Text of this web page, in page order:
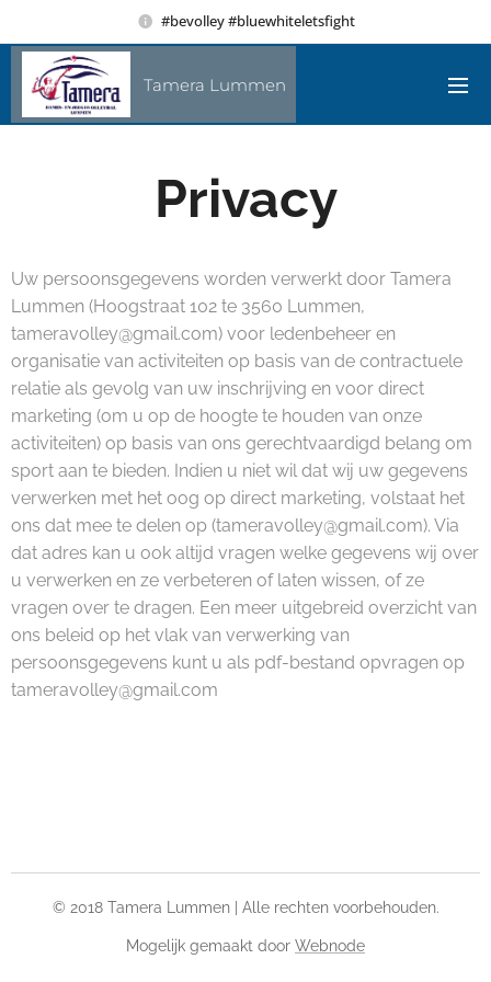
#bevolley #bluewhiteletsfight
Tamera Lummen
Privacy
Uw persoonsgegevens worden verwerkt door Tamera
Lummen (Hoogstraat 102 te 3560 Lummen,
tameravolley@gmail.com) voor ledenbeheer en
organisatie van activiteiten op basis van de contractuele
relatie als gevolg van uw inschrijving en voor direct
marketing (om u op de hoogte te houden van onze
activiteiten) op basis van ons gerechtvaardigd belang om
sport aan te bieden. Indien u niet wil dat wij uw gegevens
verwerken met het oog op direct marketing, volstaat het
ons dat mee te delen op (tameravolley@gmail.com). Via
dat adres kan u ook altijd vragen welke gegevens wij over
u verwerken en ze verbeteren of laten wissen, of ze
vragen over te dragen. Een meer uitgebreid overzicht van
ons beleid op het vlak van verwerking van
persoonsgegevens kunt u als pdf-bestand opvragen op
tameravolley@gmail.com
© 2018 Tamera Lummen | Alle rechten voorbehouden.
Mogelijk gemaakt door Webnode